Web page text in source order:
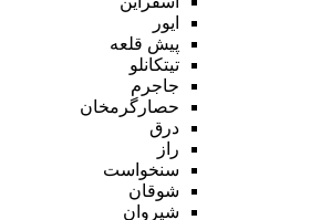
ایور
پیش قلعه
تیتکانلو
جاجرم
حصارگرمخان
درق
راز
سنخواست
شوقان
شیروان